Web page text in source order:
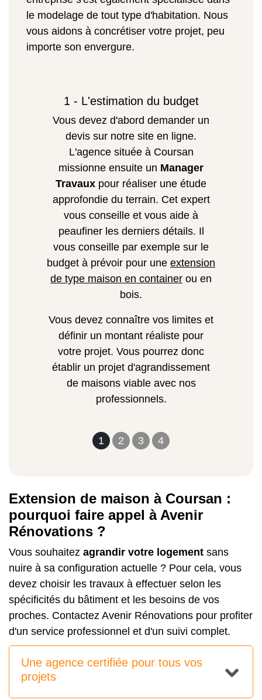
le modelage de tout type d'habitation. Nous
vous aidons à concrétiser votre projet, peu
importe son envergure.
1 2 3 4
1 - L'estimation du budget
Vous devez d'abord demander un
devis sur notre site en ligne.
L'agence située à Coursan
missionne ensuite un Manager
Travaux pour réaliser une étude
approfondie du terrain. Cet expert
vous conseille et vous aide à
peaufiner les derniers détails. Il
vous conseille par exemple sur le
budget à prévoir pour une extension
de type maison en container ou en
bois.
Vous devez connaître vos limites et
définir un montant réaliste pour
votre projet. Vous pourrez donc
établir un projet d'agrandissement
de maisons viable avec nos
professionnels.
Extension de maison à Coursan :
pourquoi faire appel à Avenir
Rénovations ?
Vous souhaitez agrandir votre logement sans
nuire à sa configuration actuelle ? Pour cela, vous
devez choisir les travaux à effectuer selon les
spécificités du bâtiment et les besoins de vos
proches. Contactez Avenir Rénovations pour profiter
d'un service professionnel et d'un suivi complet.
Une agence certifiée pour tous vos
projets